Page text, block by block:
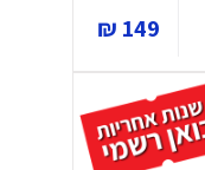
149 ₪